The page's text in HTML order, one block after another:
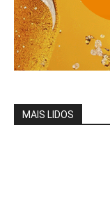
MAIS LIDOS